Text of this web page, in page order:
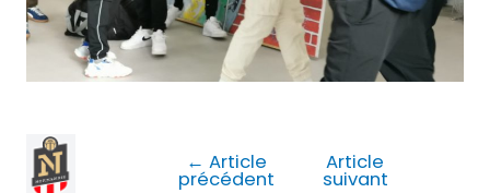
← Article
précédent
Article
suivant